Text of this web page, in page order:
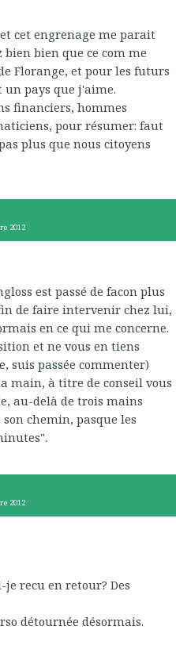
cet engrenage me parait
bien que ce com me
Florange, et pour les futurs
un pays que j'aime.
financiers, hommes
pour résumer: faut
plus que nous citoyens
2012
est passé de facon plus
de faire intervenir chez lui,
en ce qui me concerne.
et ne vous en tiens
suis passée commenter)
main, à titre de conseil vous
au-delà de trois mains
chemin, pasque les
2012
recu en retour? Des
détournée désormais.